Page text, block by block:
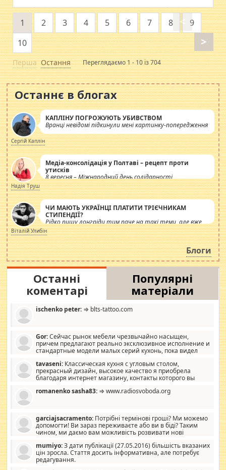
Перша
<
1 2 3 4 5 6 7 8
9
10
>
Остання Переглядаємо 1 - 10 із 704
Останнє в блогах
КАПЛІНУ ПОГРОЖУЮТЬ УБИВСТВОМ
Вранці невідомі підкинули мені картинку-попередження
Сергій Каплін
Медіа-консолідація у Полтаві – рецепт проти
утисків
8 вересня – Міжнародний день солідарності
журналістів.
Надія Труш
ЧИ МАЮТЬ УКРАЇНЦІ ПЛАТИТИ ТРІЄЧНИКАМ
СТИПЕНДІЇ?
Рідко пишу лонгріди тим паче на такі теми, але вже
просто дістало! Обурюють сьогоднішні інсенуації
навколо стипендіального питання. Штучно
роздувається ще одна соціальна катастрофа.
Віталій Улибін
Блоги
Останні
коментарі
Популярні
матеріали
ischenko peter: ⇒ blts-tattoo.com
Gor:Сейчас рынок мебели чрезвычайно насыщен,
причем предлагают реально эксклюзивное исполнение и
стандартные модели малых серий кухонь, пока видел
стандартные формы, в MebelOk, креативненько и что главное -
со вкусом все в порядке, без ненужных наворотов удорожающих
мебель, а это не последний фактор.
tavaseni: Классическая кухня с угловым столом,
прекрасный дизайн, высокое качество я приобрела
благодаря интернет магазину, контакты которого вы
romanenko sasha83: ⇒ www.radiosvoboda.org
garciajsacramento: Потрібні термінові гроші? Ми можемо
допомогти! Ви зараз переживаєте або ви в біді? Таким
чином, ми даємо вам можливість розвивати нові
допомагати людям, які намагаються дати їм шанс. Кожен
заслуговує на другий шанс, і, оскільки влада не зможе, вони
повинні приймати від інших. Для нас нема багато суми, і зрілість
mumiyo:З дати публікації (27.05.2016) більшість вказаних
цін зросла. Стаття досить інформативна, але потребує
редагування.